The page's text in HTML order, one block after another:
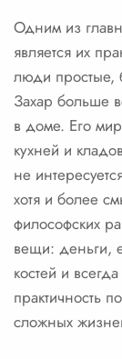
Одним из
является их
люди простые,
Захар больше
в доме. Его
кухней и
не
хотя и более
философских
вещи: деньги,
костей и
практичность
сложных